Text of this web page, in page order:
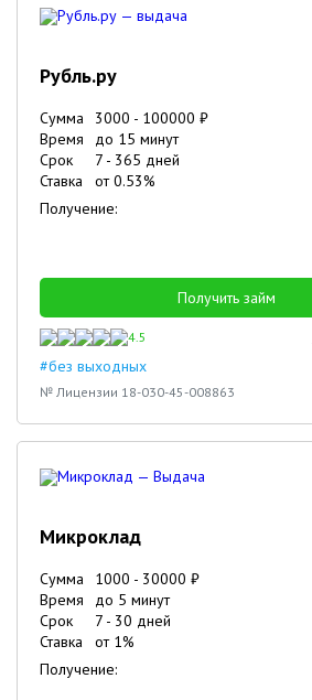
Рубль.ру
Сумма 3000 - 100000 ₽
Время
до 15 минут
Срок
7 - 365 дней
Ставка
от0.53%
Получение:
Получить займ
4.5
#без выходных
№ Лицензии 18-030-45-008863
Микроклад
Сумма 1000 - 30000 ₽
Время
до 5 минут
Срок
7 - 30 дней
Ставка
от 1%
Получение: